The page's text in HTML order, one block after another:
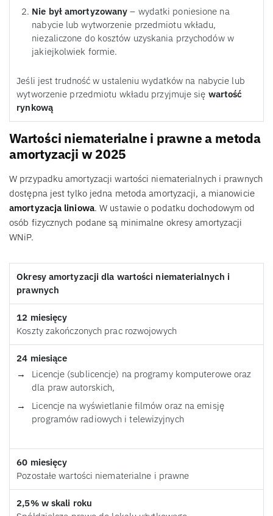
Nie był amortyzowany – wydatki poniesione na
nabycie lub wytworzenie przedmiotu wkładu,
niezaliczone do kosztów uzyskania przychodów w
jakiejkolwiek formie.
Jeśli jest trudność w ustaleniu wydatków na nabycie lub
wytworzenie przedmiotu wkładu przyjmuje się wartość
rynkową
Wartości niematerialne i prawne a metoda
amortyzacji w 2025
W przypadku amortyzacji wartości niematerialnych i prawnych
dostępna jest tylko jedna metoda amortyzacji, a mianowicie
amortyzacja liniowa. W ustawie o podatku dochodowym od
osób fizycznych podane są minimalne okresy amortyzacji
WNiP.
Okresy amortyzacji dla wartości niematerialnych i
prawnych
12 miesięcy
Koszty zakończonych prac rozwojowych
24 miesiące
Licencje (sublicencje) na programy komputerowe oraz
dla praw autorskich,
Licencje na wyświetlanie filmów oraz na emisję
programów radiowych i telewizyjnych
60 miesięcy
Pozostałe wartości niematerialne i prawne
2,5% w skali roku